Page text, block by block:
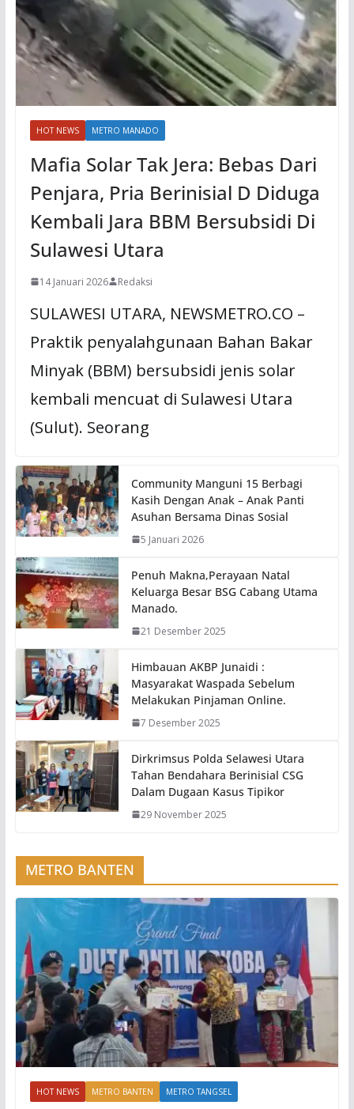
HOT NEWS METRO MANADO
Mafia Solar Tak Jera: Bebas Dari
Penjara, Pria Berinisial D Diduga
Kembali Jara BBM Bersubsidi Di
Sulawesi Utara
14 Januari 2026 Redaksi
SULAWESI UTARA, NEWSMETRO.CO –
Praktik penyalahgunaan Bahan Bakar
Minyak (BBM) bersubsidi jenis solar
kembali mencuat di Sulawesi Utara
(Sulut). Seorang
Community Manguni 15 Berbagi
Kasih Dengan Anak – Anak Panti
Asuhan Bersama Dinas Sosial
5 Januari 2026
Penuh Makna,Perayaan Natal
Keluarga Besar BSG Cabang Utama
Manado.
21 Desember 2025
Himbauan AKBP Junaidi :
Masyarakat Waspada Sebelum
Melakukan Pinjaman Online.
7 Desember 2025
Dirkrimsus Polda Selawesi Utara
Tahan Bendahara Berinisial CSG
Dalam Dugaan Kasus Tipikor
29 November 2025
METRO BANTEN
HOT NEWS METRO BANTEN METRO TANGSEL